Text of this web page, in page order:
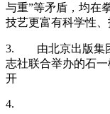
与重”等矛盾，均
技艺更富有科学性
3. 由北京出版集团
志社联合举办的石
开
4.